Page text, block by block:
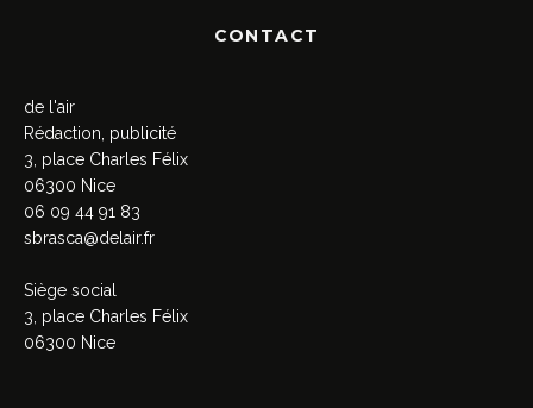
CONTACT
de l'air
Rédaction, publicité
3, place Charles Félix
06300 Nice
06 09 44 91 83
sbrasca@delair.fr
Siège social
3, place Charles Félix
06300 Nice